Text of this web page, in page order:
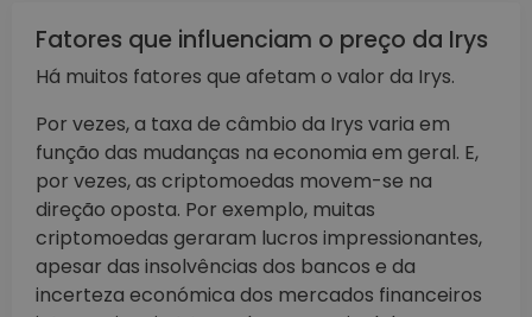
Fatores que influenciam o preço da Irys
Há muitos fatores que afetam o valor da Irys.
Por vezes, a taxa de câmbio da Irys varia em
função das mudanças na economia em geral. E,
por vezes, as criptomoedas movem-se na
direção oposta. Por exemplo, muitas
criptomoedas geraram lucros impressionantes,
apesar das insolvências dos bancos e da
incerteza económica dos mercados financeiros